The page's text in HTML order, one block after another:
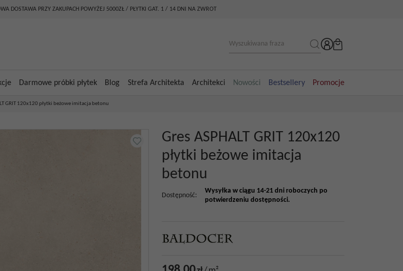
DOSTAWA PRZY ZAKUPACH POWYŻEJ 5000ZŁ / PŁYTKI GAT. 1 / 14 DNI NA ZWROT
Darmowe próbki płytek Blog Strefa Architekta Architekci Nowości Bestsellery Promocje
GRIT 120x120 płytki beżowe imitacja betonu
Gres ASPHALT GRIT 120x120
płytki beżowe imitacja
betonu
Dostępność:
Wysyłka w ciągu 14-21 dni roboczych po
potwierdzeniu dostępności.